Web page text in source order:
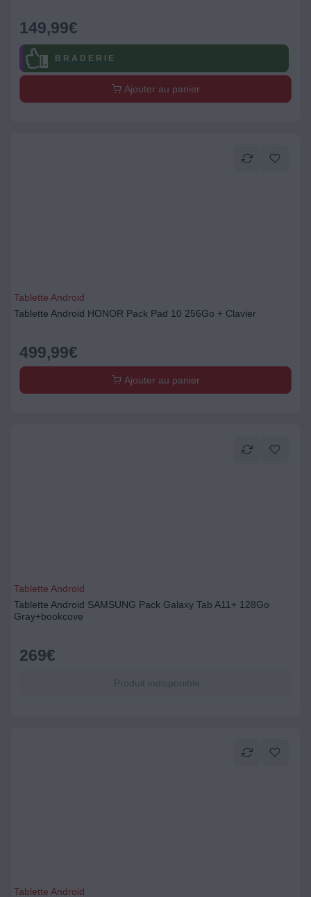
149,99€
B R A D E R I E
Ajouter au panier
Tablette Android
Tablette Android HONOR Pack Pad 10 256Go + Clavier
499,99€
Ajouter au panier
Tablette Android
Tablette Android SAMSUNG Pack Galaxy Tab A11+ 128Go
Gray+bookcove
269€
Produit indisponible
Tablette Android